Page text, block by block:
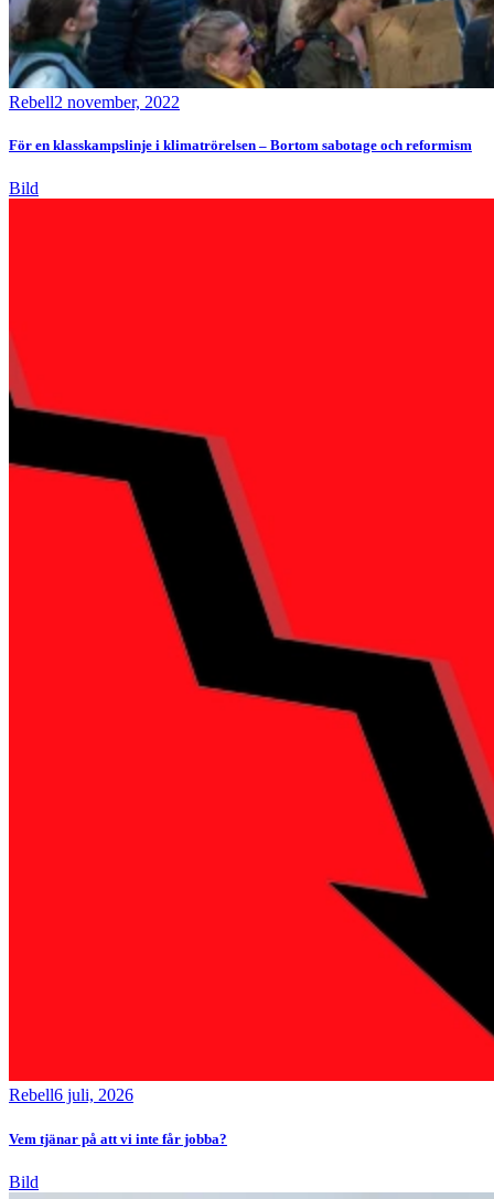
Rebell2 november, 2022
För en klasskampslinje i klimatrörelsen – Bortom sabotage och reformism
Bild
Rebell6 juli, 2026
Vem tjänar på att vi inte får jobba?
Bild